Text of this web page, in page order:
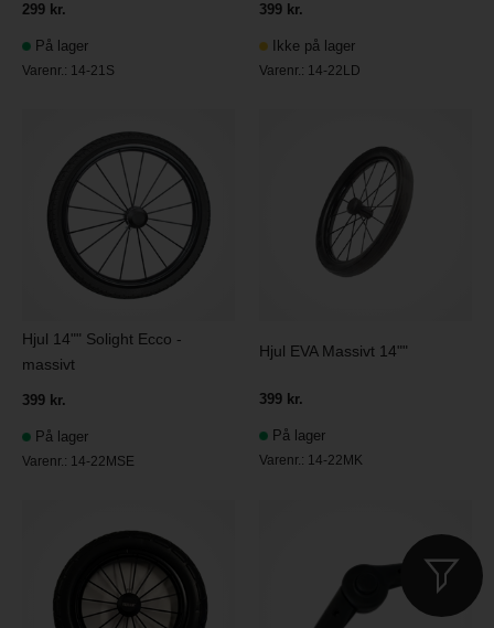
299 kr.
På lager
Varenr.: 14-21S
399 kr.
Ikke på lager
Varenr.: 14-22LD
Hjul 14"" Solight Ecco -
massivt
399 kr.
På lager
Varenr.: 14-22MSE
Hjul EVA Massivt 14""
399 kr.
På lager
Varenr.: 14-22MK